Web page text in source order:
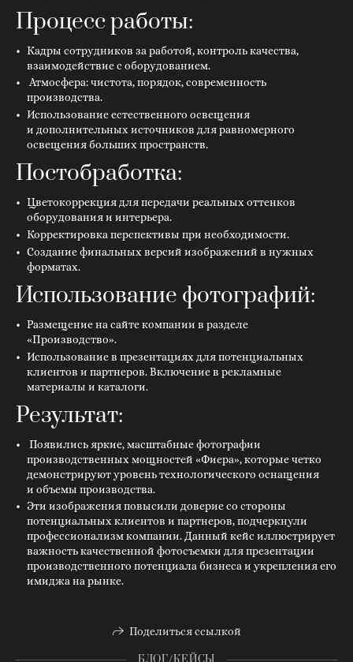
Процесс работы:
Кадры сотрудников за работой, контроль качества,
взаимодействие с оборудованием.
Атмосфера: чистота, порядок, современность
производства.
Использование естественного освещения
и дополнительных источников для равномерного
освещения больших пространств.
Постобработка:
Цветокоррекция для передачи реальных оттенков
оборудования и интерьера.
Корректировка перспективы при необходимости.
Создание финальных версий изображений в нужных
форматах.
Использование фотографий:
Размещение на сайте компании в разделе
«Производство».
Использование в презентациях для потенциальных
клиентов и партнеров. Включение в рекламные
материалы и каталоги.
Результат:
Появились яркие, масштабные фотографии
производственных мощностей «Фиера», которые четко
демонстрируют уровень технологического оснащения
и объемы производства.
Эти изображения повысили доверие со стороны
потенциальных клиентов и партнеров, подчеркнули
профессионализм компании. Данный кейс иллюстрирует
важность качественной фотосъемки для презентации
производственного потенциала бизнеса и укрепления его
имиджа на рынке.
Поделиться ссылкой